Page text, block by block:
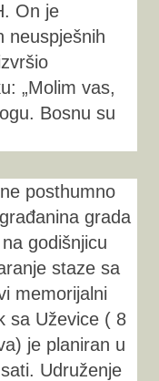
On je
neuspješnih
„Molim vas,
Bosnu su
posthumno
grada
godišnjicu
staze sa
memorijalni
sa Uževice ( 8
je planiran u
Udruženje